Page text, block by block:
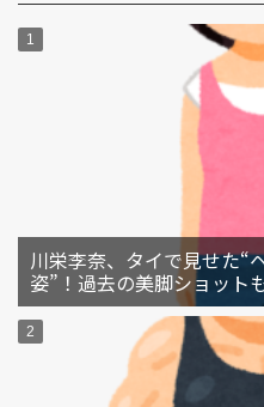
川栄李奈、タイで見せた“
姿”！過去の美脚ショット